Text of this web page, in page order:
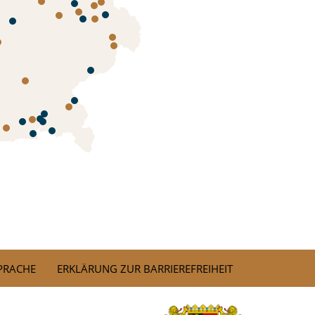
ERKLÄRUNG ZUR BARRIEREFREIHEIT